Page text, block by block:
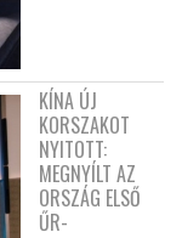
KÍNA ÚJ
KORSZAKOT
NYITOTT:
MEGNYÍLT AZ
ORSZÁG ELSŐ
ŰR-